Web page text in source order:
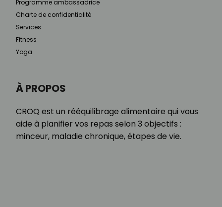
À PROPOS
CROQ est un rééquilibrage alimentaire qui vous
aide à planifier vos repas selon 3 objectifs :
minceur, maladie chronique, étapes de vie.
Programme ambassadrice
Charte de confidentialité
Services
Fitness
Yoga